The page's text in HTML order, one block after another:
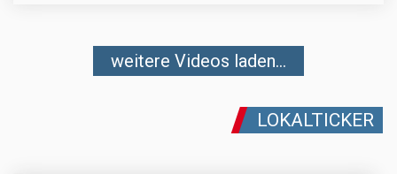
weitere Videos laden...
LOKALTICKER